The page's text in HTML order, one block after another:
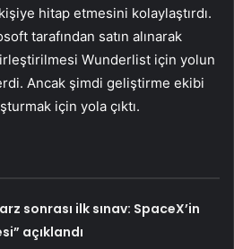
hitap etmesini kolaylaştırdı.
tarafından satın alınarak
Wunderlist için yolun
Ancak şimdi geliştirme ekibi
için yola çıktı.
sonrası ilk sınav: SpaceX’in
açıklandı